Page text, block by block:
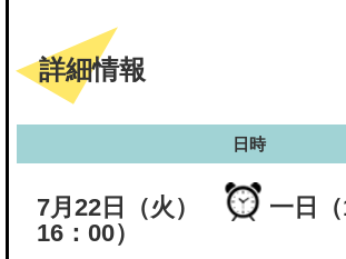
詳細情報
日時
7月22日（火）
一日
16：00）